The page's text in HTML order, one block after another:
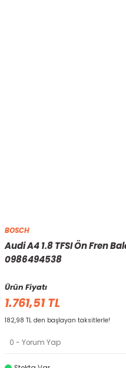
BOSCH
Audi A4 1.8 TFSI Ön Fren
0986494538
Ürün Fiyatı
1.761,51 TL
182,98 TL den başlayan taksitlerle!
0 - Yorum Yap